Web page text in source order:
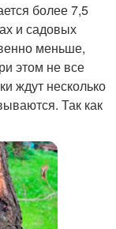
более 7,5
и садовых
меньше,
этом не все
ждут несколько
Так как